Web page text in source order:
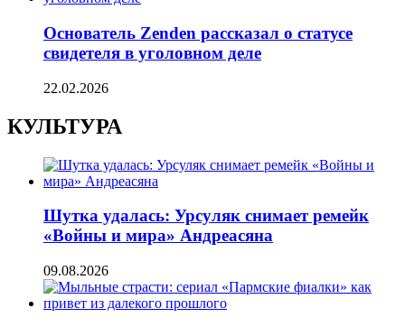
Основатель Zenden рассказал о статусе
свидетеля в уголовном деле
22.02.2026
КУЛЬТУРА
Шутка удалась: Урсуляк снимает ремейк
«Войны и мира» Андреасяна
09.08.2026